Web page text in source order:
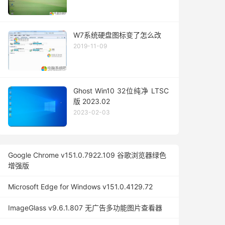
W7系统硬盘图标变了怎么改
2019-11-09
Ghost Win10 32位纯净 LTSC
版 2023.02
2023-02-03
Google Chrome v151.0.7922.109 谷歌浏览器绿色
增强版
Microsoft Edge for Windows v151.0.4129.72
ImageGlass v9.6.1.807 无广告多功能图片查看器